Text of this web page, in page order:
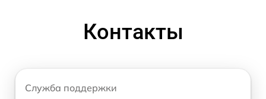
Контакты
Служба поддержки